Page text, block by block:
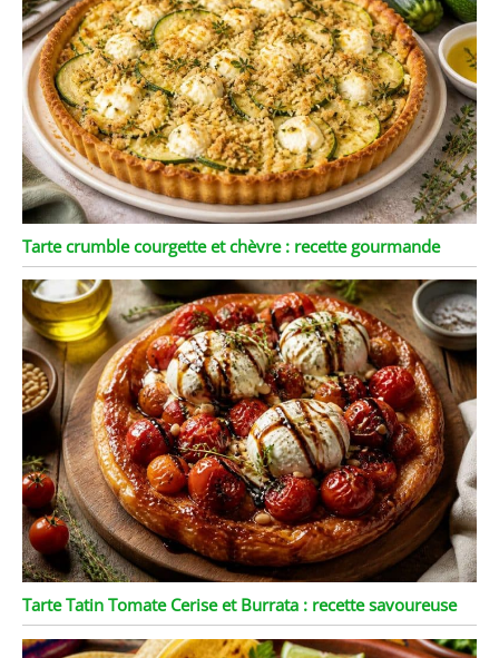
Tarte crumble courgette et chèvre : recette gourmande
Tarte Tatin Tomate Cerise et Burrata : recette savoureuse